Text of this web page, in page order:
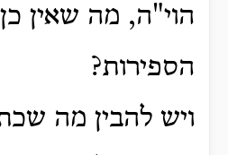
הוי"ה, מה שאין
הספירות?
ויש להבין מה